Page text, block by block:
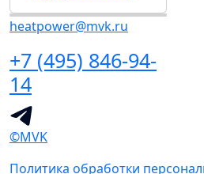
heatpower@mvk.ru
+7 (495) 846-94-
14
©MVK
Политика обработки